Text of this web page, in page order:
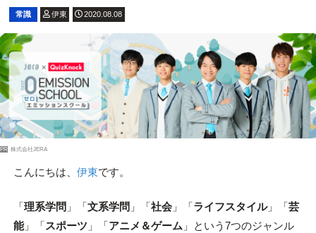
常識 伊東 2020.08.08
PR 株式会社JERA
こんにちは、 伊東です。
「 理系学問 」「 文系学問 」「 社会」「 ライフスタイル」「 芸
能」「 スポーツ 」「 アニメ＆ゲーム」という7つのジャンル